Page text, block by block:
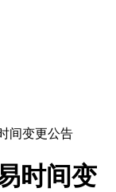
间变更公告
时间变